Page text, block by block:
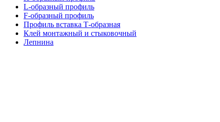
L-образный профиль
F-образный профиль
Профиль вставка Т-образная
Клей монтажный и стыковочный
Лепнина